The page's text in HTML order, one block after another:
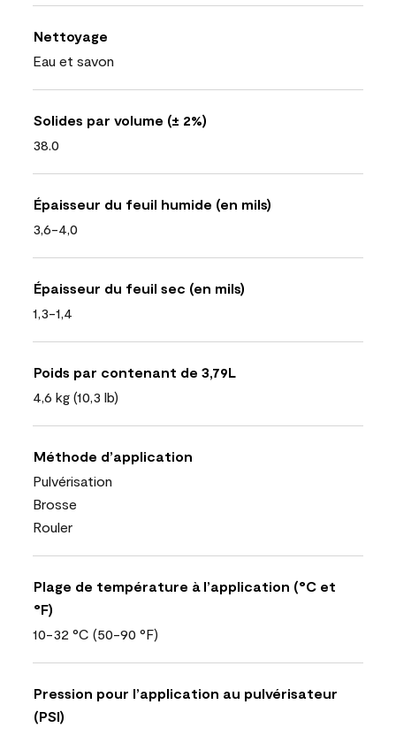
Nettoyage
Eau et savon
Solides par volume (± 2%)
38.0
Épaisseur du feuil humide (en mils)
3,6-4,0
Épaisseur du feuil sec (en mils)
1,3-1,4
Poids par contenant de 3,79L
4,6 kg (10,3 lb)
Méthode d’application
Pulvérisation
Brosse
Rouler
Plage de température à l’application (°C et
°F)
10-32 °C (50-90 °F)
Pression pour l’application au pulvérisateur
(PSI)